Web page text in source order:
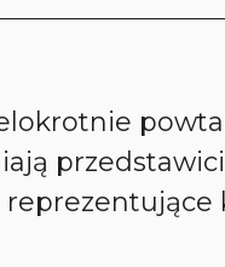
reprezentujące